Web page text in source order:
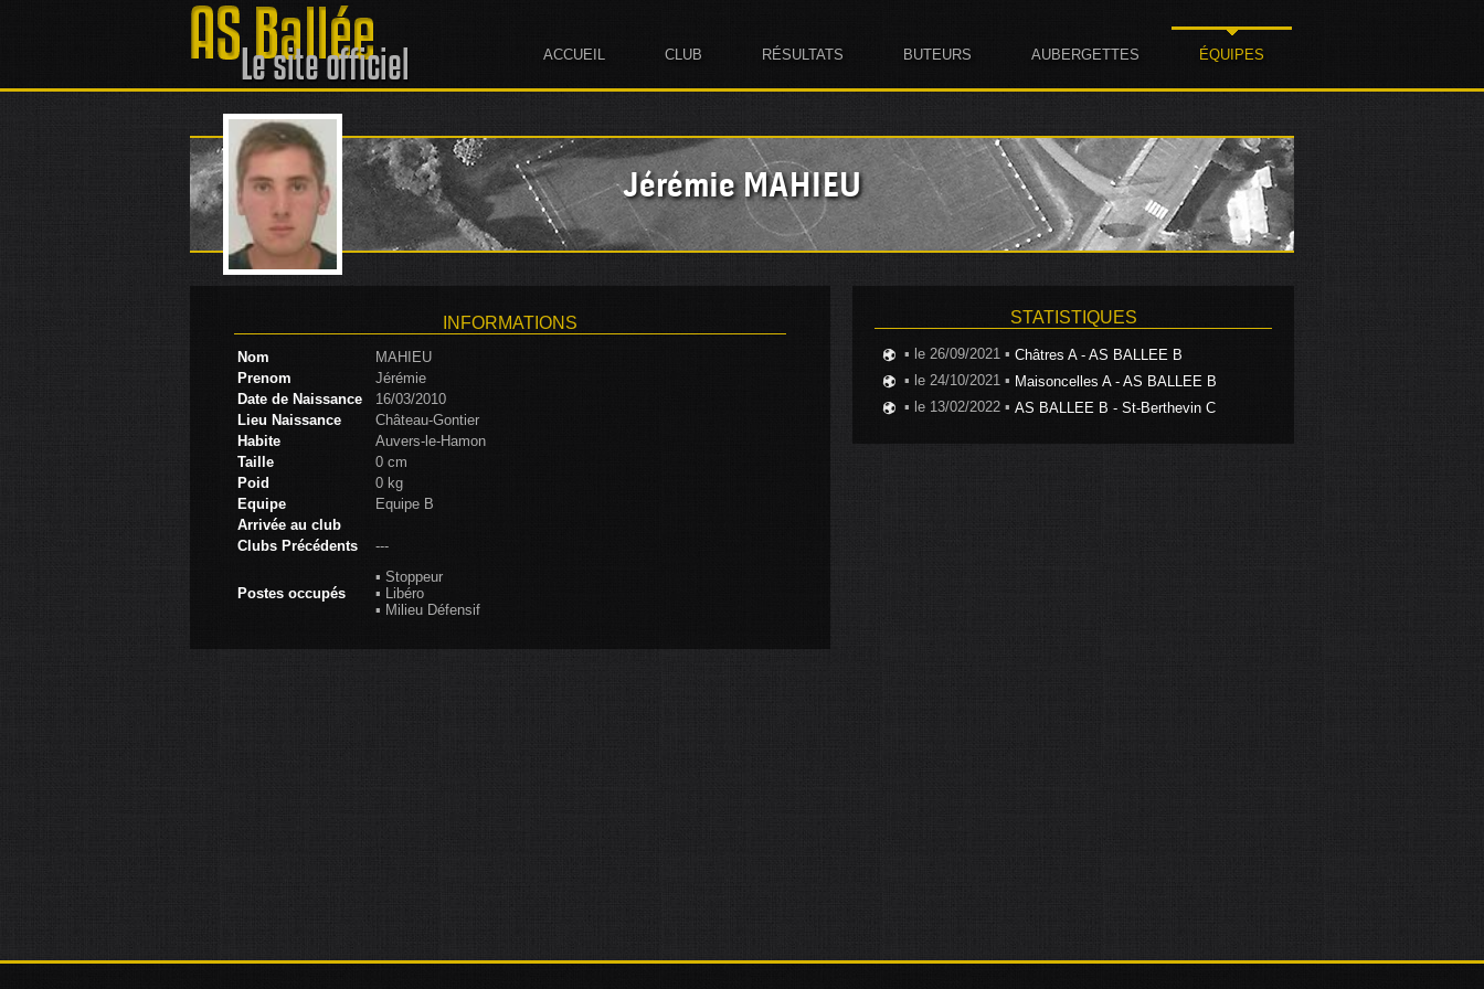
ACCUEIL CLUB RÉSULTATS BUTEURS AUBERGETTES ÉQUIPES
Jérémie MAHIEU
INFORMATIONS
Nom
MAHIEU
Prenom
Jérémie
Date de Naissance
16/03/2010
Lieu Naissance
Château-Gontier
Habite
Auvers-le-Hamon
Taille
0 cm
Poid
0 kg
Equipe
Equipe B
Arrivée au club
Clubs Précédents
---
Postes occupés
▪ Stoppeur
▪ Libéro
▪ Milieu Défensif
STATISTIQUES
▪ le 26/09/2021 ▪ Châtres A - AS BALLEE B
▪ le 24/10/2021 ▪ Maisoncelles A - AS BALLEE B
▪ le 13/02/2022 ▪ AS BALLEE B - St-Berthevin C